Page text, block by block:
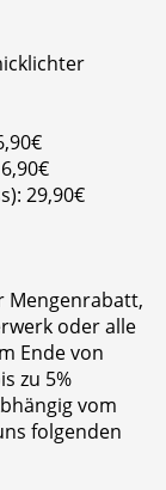
29,90€
Mengenrabatt,
oder alle
Ende von
zu 5%
vom
folgenden